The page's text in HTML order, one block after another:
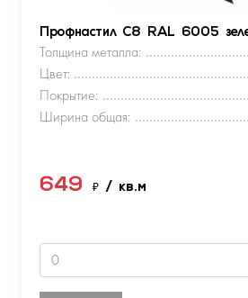
Профнастил С8 RAL 6005
Толщина металла:
Цвет:
Покрытие:
Ширина общая:
649 ₽ / кв.м